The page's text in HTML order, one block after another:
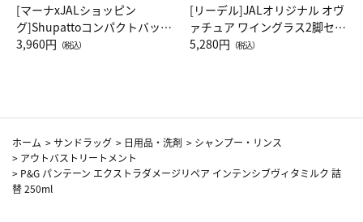
[マーナxJALショッピン
グ]Shupattoコンパクトバッグ
Drop JAL客室乗務員（LC）ス
3,960円 （税込）
[リーデル]JALオリジナル オヴ
ァチュア ワイングラス2脚セッ
ト（レッドワイン）
5,280円 （税込）
ホーム >サンドラッグ > 日用品・洗剤 > シャンプー・リンス
> アウトバストリートメント
> P&G パンテーン エクストラダメージリペア インテンシブヴィタミルク 詰
替 250ml